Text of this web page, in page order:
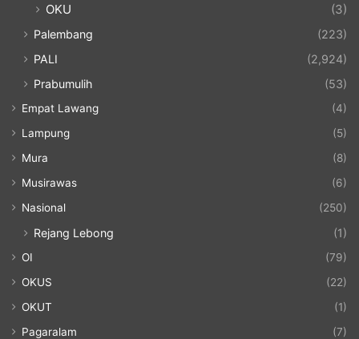
OKU (3)
Palembang
(223)
PALI
(2,924)
Prabumulih
(53)
Empat Lawang
(4)
Lampung
(5)
Mura
(8)
Musirawas
(6)
Nasional
(250)
Rejang Lebong (1)
OI
(79)
OKUS
(22)
OKUT
(1)
Pagaralam
(7)